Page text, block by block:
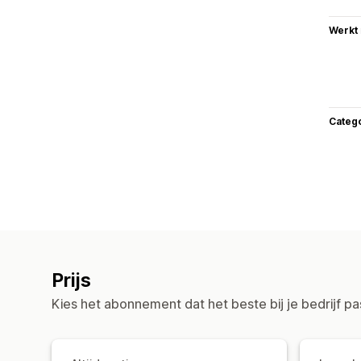
Werkt
Prijs
Kies het abonnement dat het beste bij je bedrijf